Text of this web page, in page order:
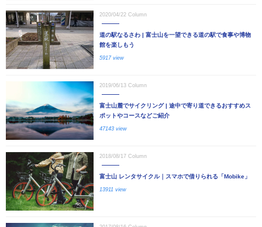
2020/04/22 Column
道の駅なるさわ | 富士山を一望できる道の駅で食事や博物
館を楽しもう
5917 view
2019/06/13 Column
富士山麓でサイクリング | 途中で寄り道できるおすすめス
ポットやコースなどご紹介
47143 view
2018/08/17 Column
富士山 レンタサイクル｜スマホで借りられる「Mobike」
13911 view